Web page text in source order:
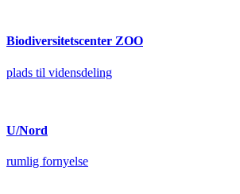
Biodiversitetscenter ZOO
plads til vidensdeling
U/Nord
rumlig fornyelse